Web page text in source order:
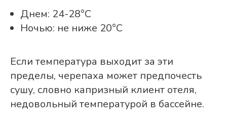
Днем: 24-28°C
Ночью: не ниже 20°C
Если температура выходит за эти
пределы, черепаха может предпочесть
сушу, словно капризный клиент отеля,
недовольный температурой в бассейне.